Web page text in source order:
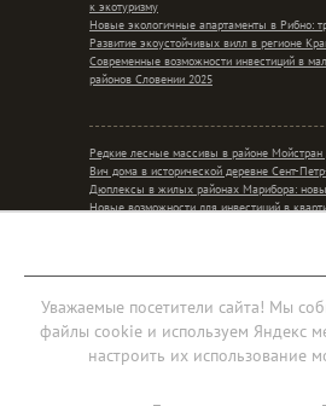
к экотуризму
Новые экологичные апартаменты в Рибно:
Развитие экоустойчивых вилл в регионе
Современные возможности инвестиций в
районов Словении 2025
Редкие лесные массивы в районе Мойстран
Вич дома в исторической деревне Сент-
Дюплексы в жилых районах Марибора:
Новые возможности для инвестиций в
Соглашение об обработке
Мобильная версия
Уважаемые посетители сайта! Мы
файлы cookie и используем Яндекс
настроить их использование